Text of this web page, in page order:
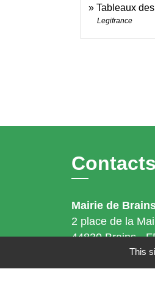
Tableaux
Legifrance
Contacts
Mairie de
2 place de la
44830 Brains -
+33 2 40 65 51
Contact par
This